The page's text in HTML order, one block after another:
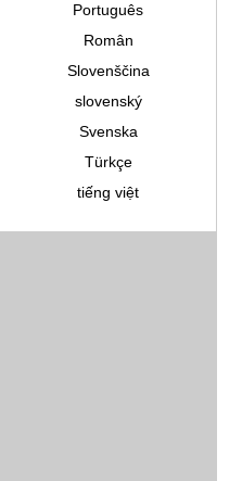
Português
Român
Slovenščina
slovenský
Svenska
Türkçe
tiếng việt